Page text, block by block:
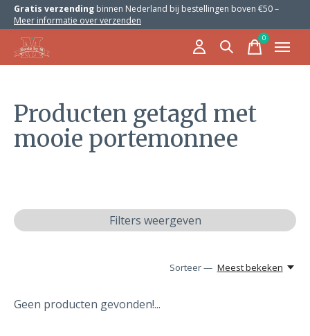
Gratis verzending binnen Nederland bij bestellingen boven €50 –
Meer informatie over verzenden
0items
Producten getagd met
mooie portemonnee
Filters weergeven
Sorteer — Meest bekeken
Geen producten gevonden!...